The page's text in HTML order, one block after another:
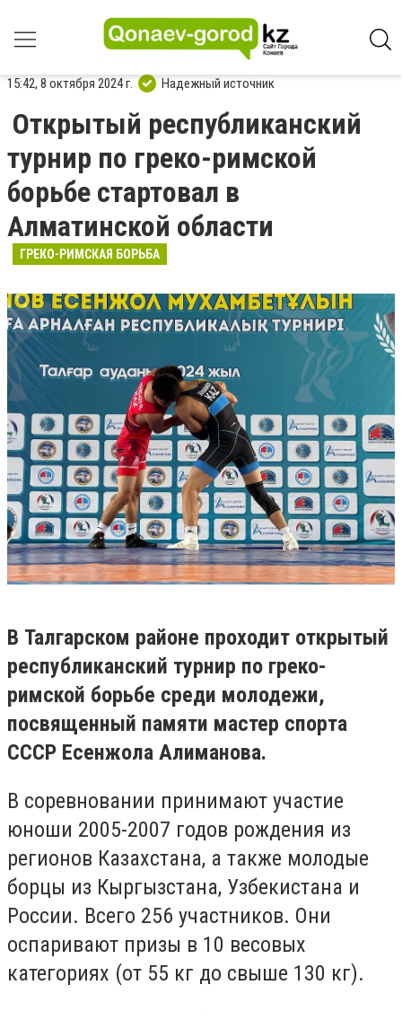
15:42, 8 октября 2024 г. Надежный источник
Открытый республиканский
турнир по греко-римской
борьбе стартовал в
Алматинской области
ГРЕКО-РИМСКАЯ БОРЬБА
В Талгарском районе проходит открытый
республиканский турнир по греко-
римской борьбе среди молодежи,
посвященный памяти мастер спорта
СССР Есенжола Алиманова.
В соревновании принимают участие
юноши 2005-2007 годов рождения из
регионов Казахстана, а также молодые
борцы из Кыргызстана, Узбекистана и
России. Всего 256 участников. Они
оспаривают призы в 10 весовых
категориях (от 55 кг до свыше 130 кг).